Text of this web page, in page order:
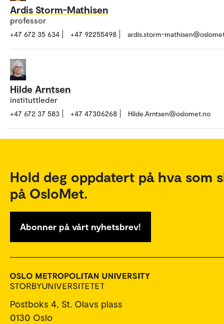
Ardis Storm-Mathisen
professor
+47 672 35 634 +47 92255498 ardis.storm-
Hilde Arntsen
instituttleder
+47 672 37 583 +47 47306268 Hilde.Arntsen@oslomet.no
Hold deg oppdatert på hva som
på OsloMet.
Abonner på vårt nyhetsbrev!
Postboks 4, St. Olavs plass
0130 Oslo